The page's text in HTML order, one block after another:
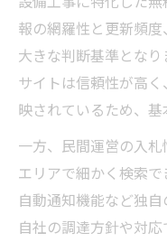
報の網羅性と更新頻
大きな判断基準とな
サイトは信頼性が高
映されているため、基
一方、民間運営の入
エリアで細かく検索
自動通知機能など独自
自社の調達方針や対